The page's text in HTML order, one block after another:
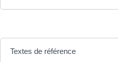
Textes de référence